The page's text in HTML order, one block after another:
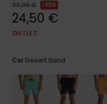
35,00 €
30%
24,50 €
OUTLET
Cor Desert Sand